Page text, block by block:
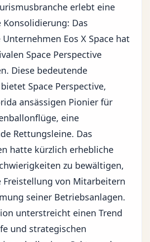
erlebt eine
Das
Eos X Space hat
Space Perspective
Diese bedeutende
Space Perspective,
ansässigen Pionier für
eine
Rettungsleine. Das
hatte kürzlich erhebliche
zu bewältigen,
Freistellung von Mitarbeitern
seiner Betriebsanlagen.
unterstreicht einen Trend
und strategischen